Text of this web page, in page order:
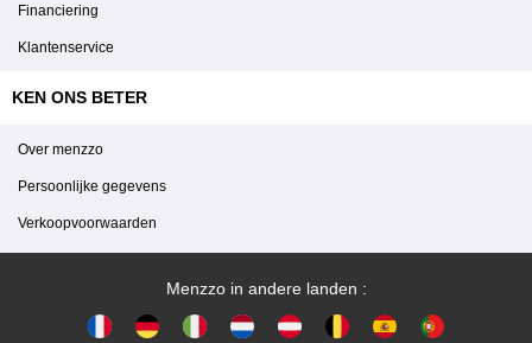
Financiering
Klantenservice
KEN ONS BETER
Over menzzo
Persoonlijke gegevens
Verkoopvoorwaarden
Menzzo in andere landen :